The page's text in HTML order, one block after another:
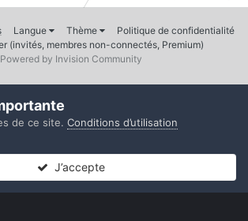
Langue Thème
Politique de confidentialité
(invités, membres non-connectés, Premium)
Powered by Invision Community
de ce site. Conditions d’utilisation
J’accepte